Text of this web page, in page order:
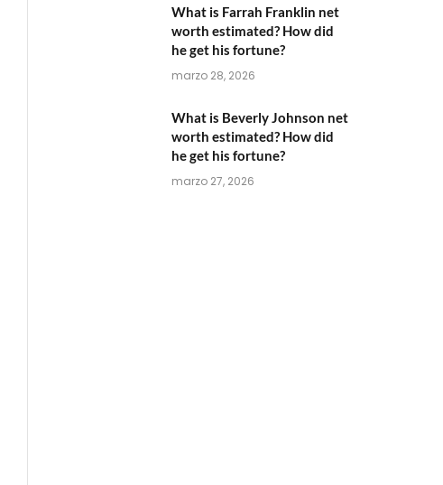
What is Farrah Franklin net
worth estimated? How did
he get his fortune?
marzo 28, 2026
What is Beverly Johnson net
worth estimated? How did
he get his fortune?
marzo 27, 2026